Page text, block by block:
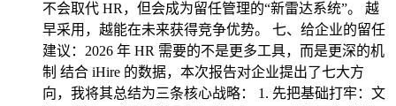
不会取代 HR，但会成为留任管理的“新雷达系统”。 越
早采用，越能在未来获得竞争优势。 七、给企业的留任
建议：2026 年 HR 需要的不是更多工具，而是更深的机
制 结合 iHire 的数据，本次报告对企业提出了七大方
向，我将其总结为三条核心战略： 1. 先把基础打牢：文